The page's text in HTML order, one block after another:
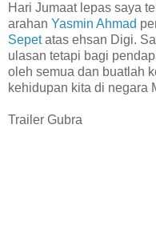
Hari Jumaat lepas saya
arahan Yasmin Ahmad
Sepetatas ehsan Digi.
ulasan tetapi bagi
oleh semua dan buatlah
kehidupan kita di negara
Trailer Gubra